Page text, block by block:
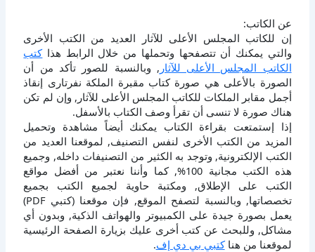
عن الكاتب:
إن للكاتب المجلس الأعلى للآثار العديد من الكتب الأخرى
والتي يمكنك أن تتصفحها وتحملها من خلال الرابط هذاكتب
الكاتب المجلس الأعلى للآثار , وبالنسبة للصور تأكد من أن
الصورة بالأعلى هي صورة كتاب مقبرة الملكة نفرتارى إنقاذ
أجمل مقابر الملكات للكاتب المجلس الأعلى للآثار, وإن لم تكن
هناك صورة لا تنسى أن تقرأ وصف الكتاب بالأسفل.
إذا إستمتعت بقراءة الكتاب يمكنك أيضاً مشاهدة وتحميل
المزيد من الكتب الأخرى لنفس التصنيف, لموقعنا العديد من
الكتب الإلكترونية, وتوجد به الكثير من التصنيفات داخله, وجميع
هذه الكتب مجانية 100%, كما وأننا نعتبر من أفضل مواقع
الكتب على الإطلاق, ومكتبة حاوية لجميع الكتب بجميع
تخصصاتها, وبالنسبة لتصفح الموقع, فإن موقعنا (كتبي PDF)
يعمل بصورة جيدة على الكمبيوتر والهواتف الذكية, وبدون أي
مشاكل, وللبحث عن كتب أخرى عليك بزيارة الصفحة الرئيسية
لموقعنا من هناكتبي بي دي إف.